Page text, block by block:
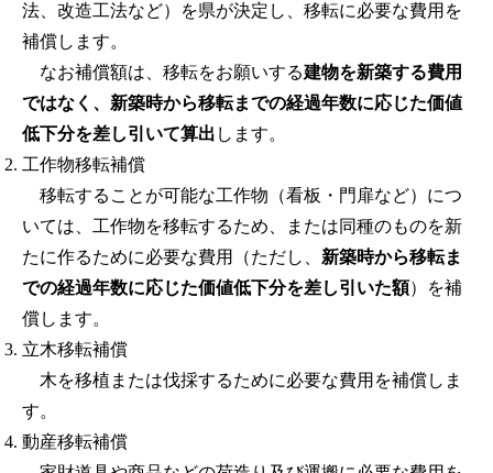
法、改造工法など）を県が決定し、移転に必要な費用を
補償します。
なお補償額は、移転をお願いする建物を新築する費用
ではなく、新築時から移転までの経過年数に応じた価値
低下分を差し引いて算出 します。
工作物移転補償
移転することが可能な工作物（看板・門扉など）につ
いては、工作物を移転するため、または同種のものを新
たに作るために必要な費用（ただし、 新築時から移転ま
での経過年数に応じた価値低下分を差し引いた額）を補
償します。
立木移転補償
木を移植または伐採するために必要な費用を補償しま
す。
動産移転補償